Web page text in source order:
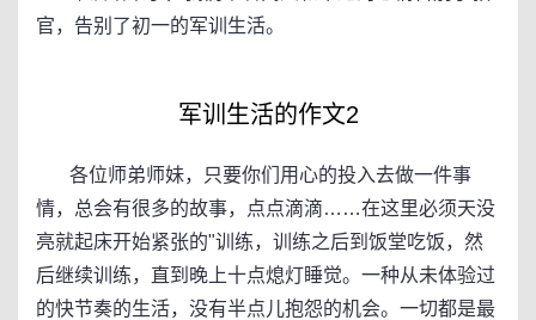
官，告别了初一的军训生活。
军训生活的作文2
各位师弟师妹，只要你们用心的投入去做一件事
情，总会有很多的故事，点点滴滴……在这里必须天没
亮就起床开始紧张的"训练，训练之后到饭堂吃饭，然
后继续训练，直到晚上十点熄灯睡觉。一种从未体验过
的快节奏的生活，没有半点儿抱怨的机会。一切都是最